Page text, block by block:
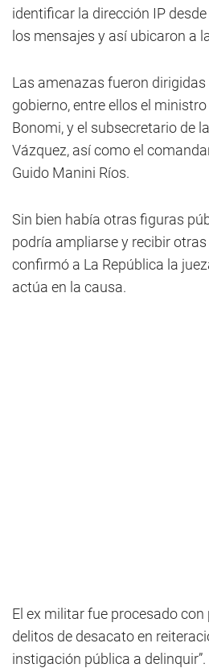
identificar la dirección IP
los mensajes y así ubicaron a
Las amenazas fueron
gobierno, entre ellos el
Bonomi, y el subsecretario de
Vázquez, así como el
Guido Manini Ríos.
Sin bien había otras figuras
podría ampliarse y recibir
confirmó a La República la
actúa en la causa.
El ex militar fue procesado con
delitos de desacato en
instigación pública a delinquir”.